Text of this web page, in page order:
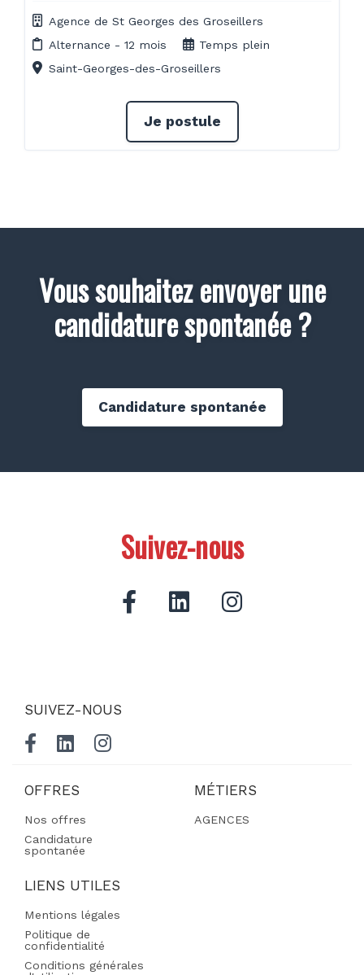
Agence de St Georges des Groseillers
Alternance - 12 mois
Temps plein
Saint-Georges-des-Groseillers
Je postule
Vous souhaitez envoyer une
candidature spontanée ?
Candidature spontanée
Suivez-nous
SUIVEZ-NOUS
OFFRES
Nos offres
Candidature
spontanée
MÉTIERS
AGENCES
LIENS UTILES
Mentions légales
Politique de
confidentialité
Conditions générales